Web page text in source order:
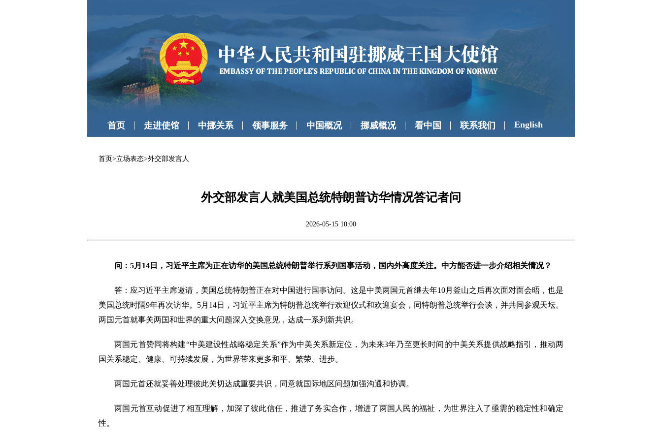
首页 走进使馆 中挪关系 领事服务 中国概况 挪威概况 看中国 联系我们 English
首页>立场表态>外交部发言人
外交部发言人就美国总统特朗普访华情况答记者问
2026-05-15 10:00
问：5月14日，习近平主席为正在访华的美国总统特朗普举行系列国事活动，国内外高度关注。中方能否进一步介绍相关情况？
答：应习近平主席邀请，美国总统特朗普正在对中国进行国事访问。这是中美两国元首继去年10月釜山之后再次面对面会晤，也是
美国总统时隔9年再次访华。5月14日，习近平主席为特朗普总统举行欢迎仪式和欢迎宴会，同特朗普总统举行会谈，并共同参观天坛。
两国元首就事关两国和世界的重大问题深入交换意见，达成一系列新共识。
两国元首赞同将构建“中美建设性战略稳定关系”作为中美关系新定位，为未来3年乃至更长时间的中美关系提供战略指引，推动两
国关系稳定、健康、可持续发展，为世界带来更多和平、繁荣、进步。
两国元首还就妥善处理彼此关切达成重要共识，同意就国际地区问题加强沟通和协调。
两国元首互动促进了相互理解，加深了彼此信任，推进了务实合作，增进了两国人民的福祉，为世界注入了亟需的稳定性和确定
性。